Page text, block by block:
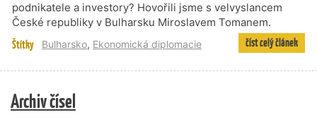
podnikatele a investory? Hovořili jsme s velvyslancem
České republiky v Bulharsku Miroslavem Tomanem.
Štítky Bulharsko, Ekonomická diplomacie číst celý článek
Archiv čísel